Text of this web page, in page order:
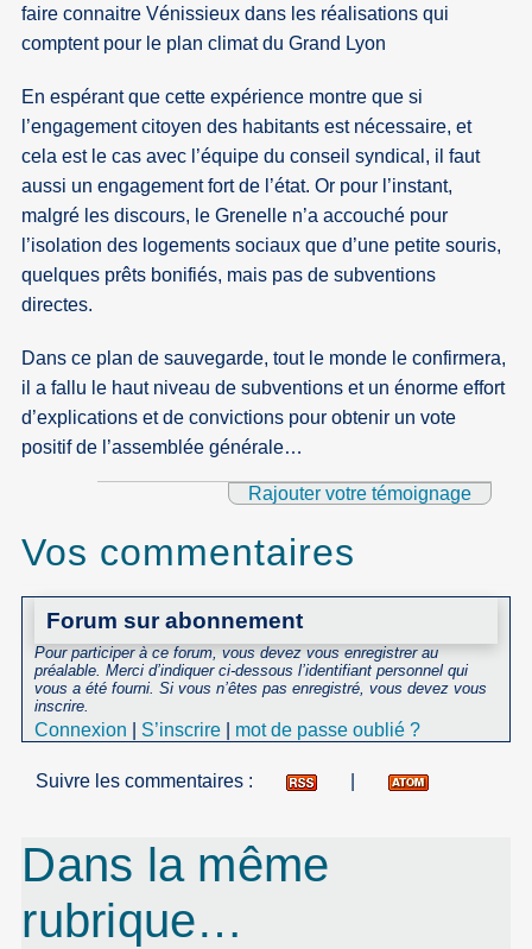
faire connaitre Vénissieux dans les réalisations qui
comptent pour le plan climat du Grand Lyon
En espérant que cette expérience montre que si
l’engagement citoyen des habitants est nécessaire, et
cela est le cas avec l’équipe du conseil syndical, il faut
aussi un engagement fort de l’état. Or pour l’instant,
malgré les discours, le Grenelle n’a accouché pour
l’isolation des logements sociaux que d’une petite souris,
quelques prêts bonifiés, mais pas de subventions
directes.
Dans ce plan de sauvegarde, tout le monde le confirmera,
il a fallu le haut niveau de subventions et un énorme effort
d’explications et de convictions pour obtenir un vote
positif de l’assemblée générale…
Rajouter votre témoignage
Vos commentaires
Forum sur abonnement
Pour participer à ce forum, vous devez vous enregistrer au
préalable. Merci d’indiquer ci-dessous l’identifiant personnel qui
vous a été fourni. Si vous n’êtes pas enregistré, vous devez vous
inscrire.
Connexion S’inscrire mot de passe oublié ?
Suivre les commentaires :
Dans la même
rubrique…